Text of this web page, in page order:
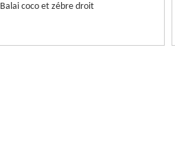
Balai coco et zébre droit